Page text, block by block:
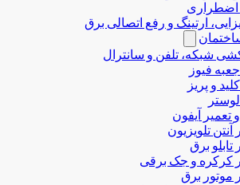
ارتینگ و رفع اتصالی برق
شبکه، تلفن و سانترال
فیوز
و پریز
آیفون
تلویزیون
برق
کرکره و جک برقی
موتور برق